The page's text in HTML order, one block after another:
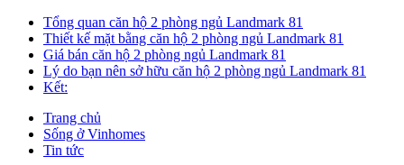
Tổng quan căn hộ 2 phòng ngủ Landmark 81
Thiết kế mặt bằng căn hộ 2 phòng ngủ Landmark 81
Giá bán căn hộ 2 phòng ngủ Landmark 81
Lý do bạn nên sở hữu căn hộ 2 phòng ngủ Landmark 81
Kết:
Trang chủ
Sống ở Vinhomes
Tin tức